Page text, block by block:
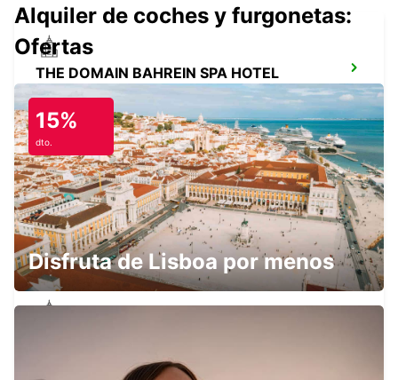
THE DOMAIN BAHREIN SPA HOTEL
MANAMA - BAHRAIN
THE DIPLOMAT RADISSON BLU HOTEL
MANAMA - BAHRAIN
Alquiler de coches y furgonetas:
Ofertas
15%
dto.
Disfruta de Lisboa por menos